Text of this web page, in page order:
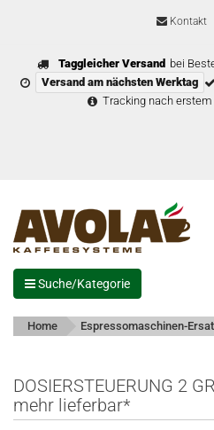
Kontakt
Taggleicher Versand bei
Versand am nächsten Werktag
Tracking nach
Suche/Kategorie
Home Espressomaschinen-
DOSIERSTEUERUNG 2
mehr lieferbar*